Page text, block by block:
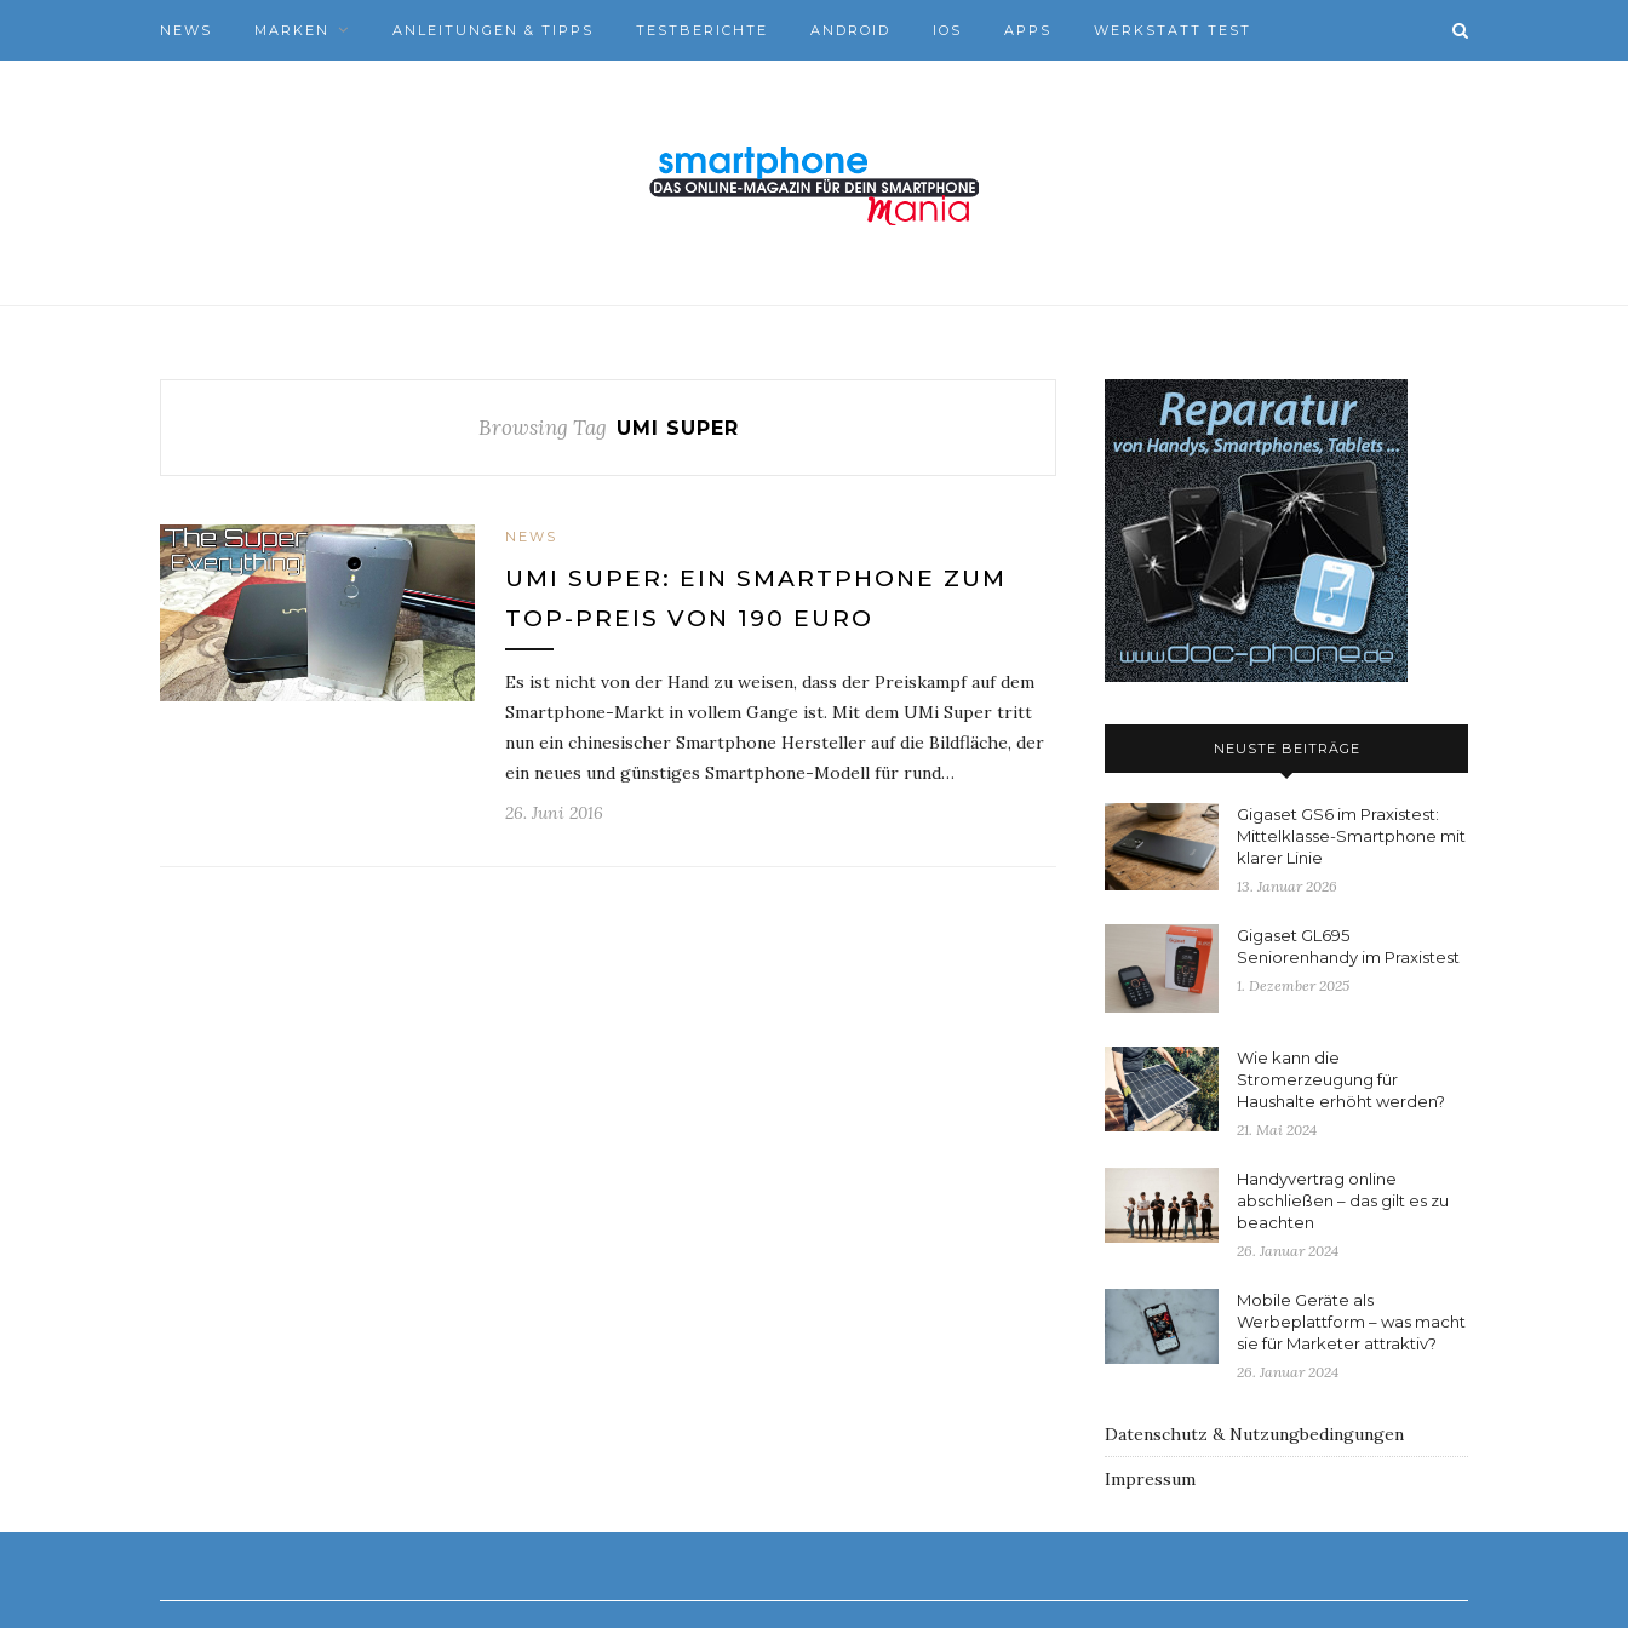
NEWS MARKEN ANLEITUNGEN & TIPPS TESTBERICHTE ANDROID IOS APPS WERKSTATT TEST
Browsing Tag UMI SUPER
NEWS
UMI SUPER: EIN SMARTPHONE ZUM
TOP-PREIS VON 190 EURO
Es ist nicht von der Hand zu weisen, dass der Preiskampf auf dem
Smartphone-Markt in vollem Gange ist. Mit dem UMi Super tritt
nun ein chinesischer Smartphone Hersteller auf die Bildfläche, der
ein neues und günstiges Smartphone-Modell für rund…
26. Juni 2016
NEUSTE BEITRÄGE
Gigaset GS6 im Praxistest:
Mittelklasse-Smartphone mit
klarer Linie
13. Januar 2026
Gigaset GL695
Seniorenhandy im Praxistest
1. Dezember 2025
Wie kann die
Stromerzeugung für
Haushalte erhöht werden?
21. Mai 2024
Handyvertrag online
abschließen – das gilt es zu
beachten
26. Januar 2024
Mobile Geräte als
Werbeplattform – was macht
sie für Marketer attraktiv?
26. Januar 2024
Datenschutz & Nutzungbedingungen
Impressum